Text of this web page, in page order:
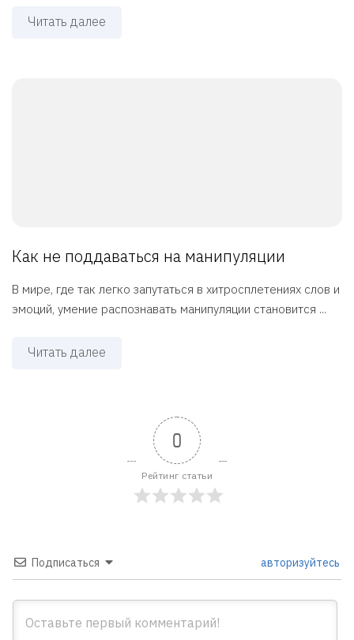
Читать далее
Как не поддаваться на манипуляции
В мире, где так легко запутаться в хитросплетениях слов и
эмоций, умение распознавать манипуляции становится ...
Читать далее
0
Рейтинг статьи
Подписаться авторизуйтесь